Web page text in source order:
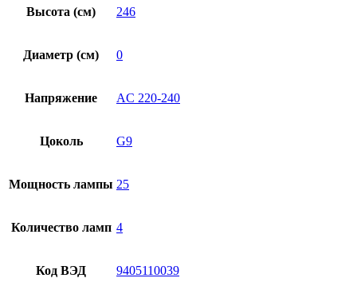
Высота (см) 246
Диаметр (см) 0
Напряжение AC 220-240
Цоколь G9
Мощность лампы 25
Количество ламп 4
Код ВЭД 9405110039